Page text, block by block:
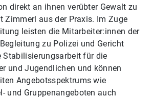
direkt an ihnen verübter Gewalt zu
Zimmerl aus der Praxis. Im Zuge
leisten die Mitarbeiter:innen der
zu Polizei und Gericht
Stabilisierungsarbeit für die
und Jugendlichen und können
Angebotsspektrums wie
und Gruppenangeboten auch